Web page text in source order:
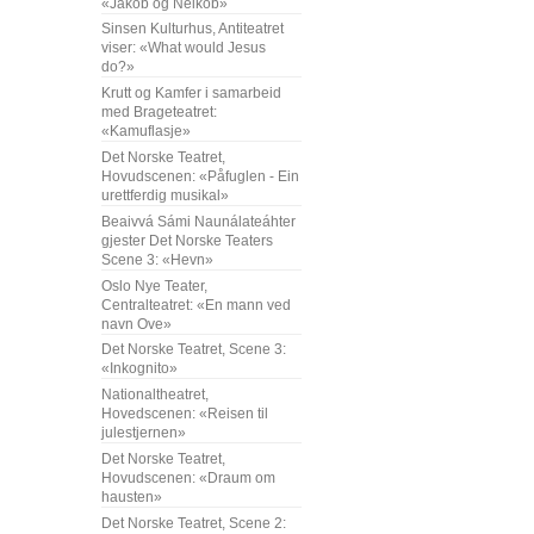
Sinsen Kulturhus, Antiteatret
viser: «What would Jesus
do?»
Krutt og Kamfer i samarbeid
med Brageteatret:
«Kamuflasje»
Det Norske Teatret,
Hovudscenen: «Påfuglen - Ein
urettferdig musikal»
Beaivvá Sámi Naunálateáhter
gjester Det Norske Teaters
Scene 3: «Hevn»
Oslo Nye Teater,
Centralteatret: «En mann ved
navn Ove»
Det Norske Teatret, Scene 3:
«Inkognito»
Nationaltheatret,
Hovedscenen: «Reisen til
julestjernen»
Det Norske Teatret,
Hovudscenen: «Draum om
hausten»
Det Norske Teatret, Scene 2: